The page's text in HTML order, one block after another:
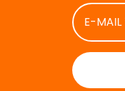
E-
MAIL
*